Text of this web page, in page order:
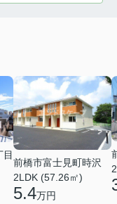
目
前橋市富士見町時沢
2LDK (57.26㎡)
5.4万円